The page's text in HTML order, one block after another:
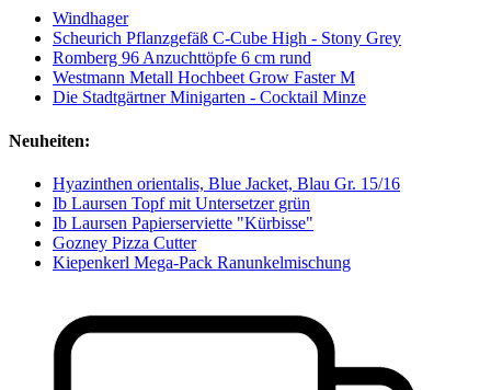
Windhager
Scheurich Pflanzgefäß C-Cube High - Stony Grey
Romberg 96 Anzuchttöpfe 6 cm rund
Westmann Metall Hochbeet Grow Faster M
Die Stadtgärtner Minigarten - Cocktail Minze
Neuheiten:
Hyazinthen orientalis, Blue Jacket, Blau Gr. 15/16
Ib Laursen Topf mit Untersetzer grün
Ib Laursen Papierserviette "Kürbisse"
Gozney Pizza Cutter
Kiepenkerl Mega-Pack Ranunkelmischung